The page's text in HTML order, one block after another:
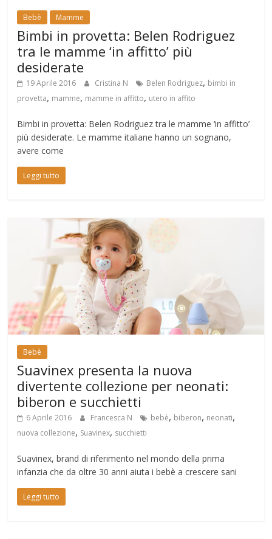
Bebè Mamme
Bimbi in provetta: Belen Rodriguez
tra le mamme ‘in affitto’ più
desiderate
19 Aprile 2016 Cristina N Belen Rodriguez, bimbi in
provetta, mamme, mamme in affitto, utero in affito
Bimbi in provetta: Belen Rodriguez tra le mamme ‘in affitto’
più desiderate. Le mamme italiane hanno un sognano,
avere come
Leggi tutto
Bebè
Suavinex presenta la nuova
divertente collezione per neonati:
biberon e succhietti
6 Aprile 2016 Francesca N bebè, biberon, neonati,
nuova collezione, Suavinex, succhietti
Suavinex, brand di riferimento nel mondo della prima
infanzia che da oltre 30 anni aiuta i bebè a crescere sani
Leggi tutto